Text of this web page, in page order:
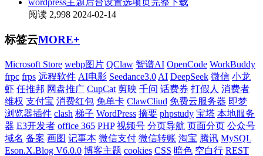
wordpress主题后台设置选项页完整下载
阅读 2,998 2024-02-14
标签云MORE+
Microsoft Store webp图片 QClaw 智谱AI OpenCode WorkBuddy
frpc frps 远程软件 AI电影 Seedance3.0 AI DeepSeek 微信 小龙
虾 任推邦 网盘推广 CupCat 剪映 千问 话费券 打假人 消费者
维权 支付宝 消费红包 免单卡 ClawCliud 免费云服务器 即梦
浏览器插件 clash 梯子 WordPress 摘要 phpstudy 宝塔 本地服务
器 E3开发者 office 365 PHP 视频号 分页导航 页面分页 公众号
域名 备案 画图 记事本 微信支付 微信转账 淘宝 腾讯 MySQL
Eson.X.Blog V6.0.0 博客主题 cookies CSS 暗色 空白行 REST